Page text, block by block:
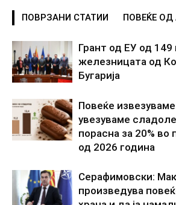
ПОВРЗАНИ СТАТИИ ПОВЕЌЕ
Грант од ЕУ од
железницата од
Бугарија
Повеќе
увезуваме
порасна за 20% во
од 2026 година
Серафимовски:
произведува